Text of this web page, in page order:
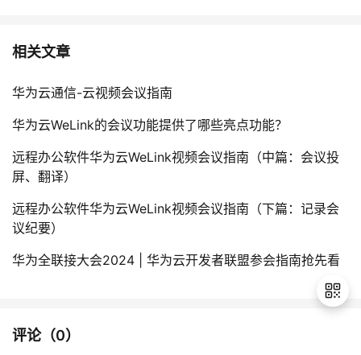
相关文章
华为云通信-云视频会议指南
华为云WeLink的会议功能提供了哪些亮点功能？
远程办公软件华为云WeLink视频会议指南（中篇：会议投
屏、翻译）
远程办公软件华为云WeLink视频会议指南（下篇：记录会
议纪要）
华为全联接大会2024 | 华为云开发者联盟参会指南抢先看
评论（0）